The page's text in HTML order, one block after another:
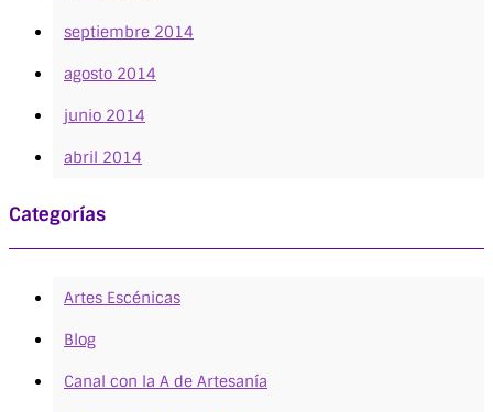
septiembre 2014
agosto 2014
junio 2014
abril 2014
Categorías
Artes Escénicas
Blog
Canal con la A de Artesanía